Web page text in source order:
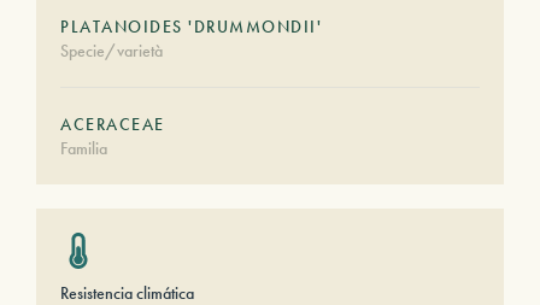
PLATANOIDES 'DRUMMONDII'
Specie/varietà
ACERACEAE
Familia
Resistencia climática